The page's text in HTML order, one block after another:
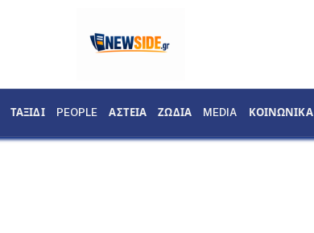
ΤΑΞΙΔΙ PEOPLE ΑΣΤΕΙΑ ΖΩΔΙΑ MEDIA ΚΟΙΝΩΝΙΚΑ